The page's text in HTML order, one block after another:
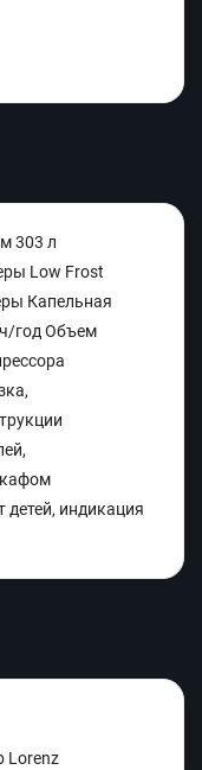
303 л
Low Frost
Капельная
год Объем
индикация
Lorenz